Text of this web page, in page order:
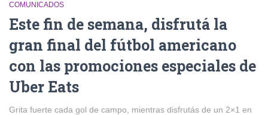
COMUNICADOS
Este fin de semana, disfrutá la
gran final del fútbol americano
con las promociones especiales de
Uber Eats
Grita fuerte cada gol de campo, mientras disfrutás de un 2×1 en